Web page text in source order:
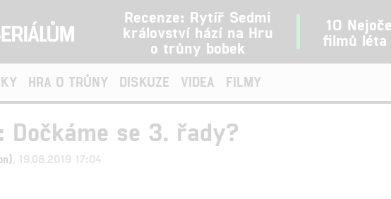
Recenze: Rytíř Sedmi
království hází na Hru
o trůny bobek
10
filmů léta
HRA O TRŮNY DISKUZE VIDEA FILMY
Dočkáme se 3. řady?
, 19.08.2019 17:04